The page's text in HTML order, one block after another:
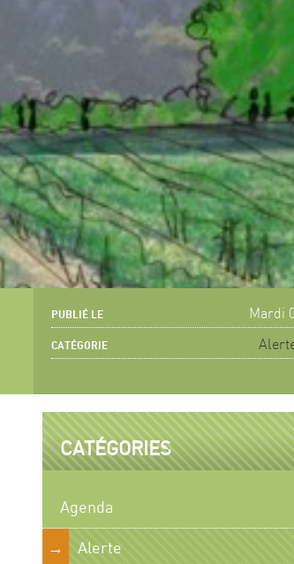
PUBLIÉ LE Mardi
CATÉGORIE
CATÉGORIES
Agenda
Alerte